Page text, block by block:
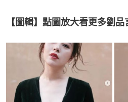
【圖輯】點圖放大看更多劉品